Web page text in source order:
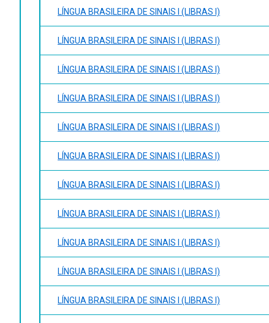
LÍNGUA BRASILEIRA DE SINAIS I (LIBRAS I)
LÍNGUA BRASILEIRA DE SINAIS I (LIBRAS I)
LÍNGUA BRASILEIRA DE SINAIS I (LIBRAS I)
LÍNGUA BRASILEIRA DE SINAIS I (LIBRAS I)
LÍNGUA BRASILEIRA DE SINAIS I (LIBRAS I)
LÍNGUA BRASILEIRA DE SINAIS I (LIBRAS I)
LÍNGUA BRASILEIRA DE SINAIS I (LIBRAS I)
LÍNGUA BRASILEIRA DE SINAIS I (LIBRAS I)
LÍNGUA BRASILEIRA DE SINAIS I (LIBRAS I)
LÍNGUA BRASILEIRA DE SINAIS I (LIBRAS I)
LÍNGUA BRASILEIRA DE SINAIS I (LIBRAS I)